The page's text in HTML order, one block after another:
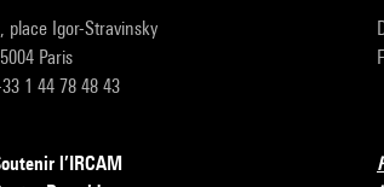
place Igor-Stravinsky
Paris
1 44 78 48 43
l’IRCAM